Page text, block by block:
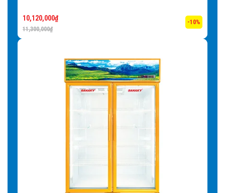
11,300,000₫
10,120,000₫
-10%